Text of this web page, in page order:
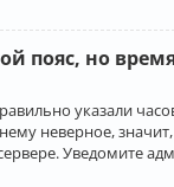
пояс, но
указали
неверное,
Уведомите